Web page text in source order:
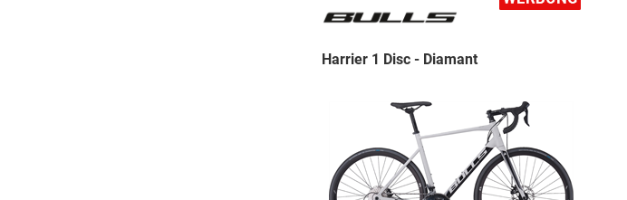
Harrier 1 Disc - Diamant